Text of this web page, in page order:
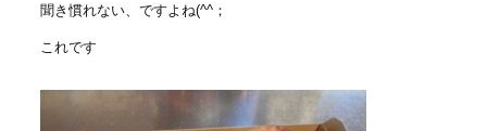
聞き慣れない、ですよね(^^；
これです